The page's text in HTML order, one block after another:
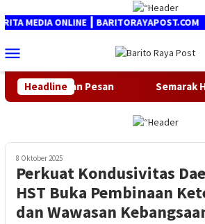
keMEDIA ONLINE ┃ BARITORAYAPOST.COM
Mobile
HeadlinePesan Semarak
8 Oktober 2025
Perkuat Kondusivitas
HST Buka Pembinaan
dan Wawasan